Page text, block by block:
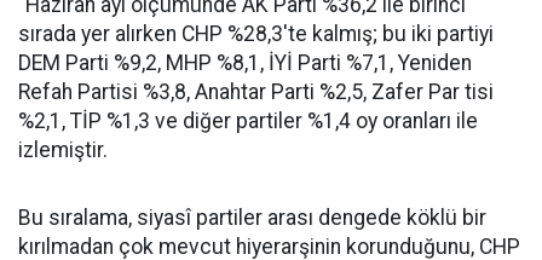
sırada yer alırken CHP %28,3'te kalmış; bu iki partiyi
DEM Parti %9,2, MHP %8,1, İYİ Parti %7,1, Yeniden
Refah Partisi %3,8, Anahtar Parti %2,5, Zafer Par tisi
%2,1, TİP %1,3 ve diğer partiler %1,4 oy oranları ile
izlemiştir.
Bu sıralama, siyasî partiler arası dengede köklü bir
kırılmadan çok mevcut hiyerarşinin korunduğunu, CHP